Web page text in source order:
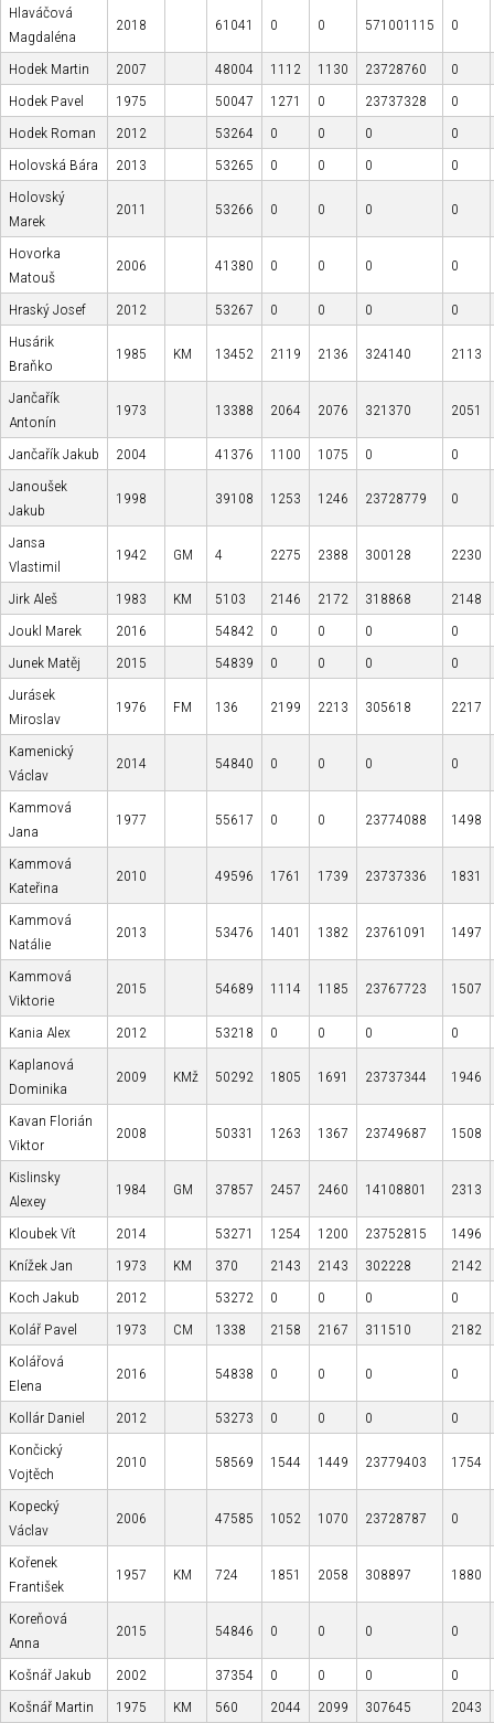
Hlaváčová
Magdaléna
2018 61041 0 0 571001115 0
Hodek Martin 2007 48004 1112 1130 23728760
0
Hodek Pavel
1975 50047 1271 0 23737328
0
Hodek Roman
2012 53264 0 0 0
0
Holovská Bára
2013 53265 0 0 0
0
Holovský
Marek
2011 53266 0 0 0 0
Hovorka
Matouš
2006 41380 0 0 0 0
Hraský Josef 2012 53267 0 0 0
0
Husárik
Braňko
1985 KM 13452 2119 2136 324140 2113
Jančařík
Antonín
1973 13388 2064 2076 321370 2051
Jančařík Jakub 2004 41376 1100 1075 0
0
Janoušek
Jakub
1998 39108 1253 1246 23728779 0
Jansa
Vlastimil
1942 GM 4 2275 2388 300128 2230
Jirk Aleš 1983 KM 5103 2146 2172 318868
2148
Joukl Marek
2016 54842 0 0 0
0
Junek Matěj
2015 54839 0 0 0
0
Jurásek
Miroslav
1976 FM 136 2199 2213 305618 2217
Kamenický
Václav
2014 54840 0 0 0 0
Kammová
Jana
1977 55617 0 0 23774088 1498
Kammová
Kateřina
2010 49596 1761 1739 23737336 1831
Kammová
Natálie
2013 53476 1401 1382 23761091 1497
Kammová
Viktorie
2015 54689 1114 1185 23767723 1507
Kania Alex 2012 53218 0 0 0
0
Kaplanová
Dominika
2009 KMž 50292 1805 1691 23737344 1946
Kavan Florián
Viktor
2008 50331 1263 1367 23749687 1508
Kislinsky
Alexey
1984 GM 37857 2457 2460 14108801 2313
Kloubek Vít 2014 53271 1254 1200 23752815
1496
Knížek Jan
1973 KM 370 2143 2143 302228
2142
Koch Jakub
2012 53272 0 0 0
0
Kolář Pavel
1973 CM 1338 2158 2167 311510
2182
Kolářová
Elena
2016 54838 0 0 0 0
Kollár Daniel 2012 53273 0 0 0
0
Končický
Vojtěch
2010 58569 1544 1449 23779403 1754
Kopecký
Václav
2006 47585 1052 1070 23728787 0
Kořenek
František
1957 KM 724 1851 2058 308897 1880
Koreňová
Anna
2015 54846 0 0 0 0
Košnář Jakub 2002 37354 0 0 0
0
Košnář Martin
1975 KM 560 2044 2099 307645 2043